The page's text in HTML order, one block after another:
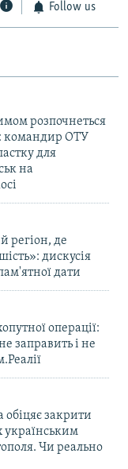
Follow us
розпочнеться
командир ОТУ
для
на
регіон, де
дискусія
дати
операції:
заправить і не
обіцяє закрити
Чи реально